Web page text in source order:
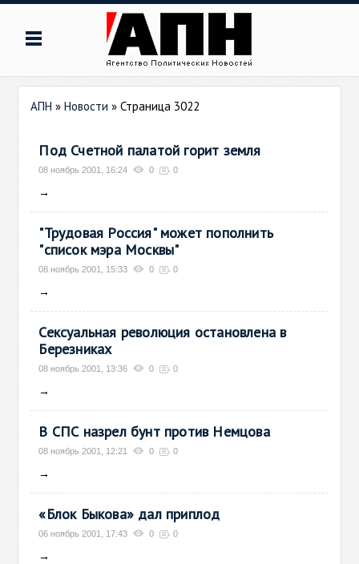
АПН »Новости » Страница 3022
Под Счетной палатой горит земля
08 ноябрь 2001, 16:24 0 0
→
"Трудовая Россия" может пополнить
"список мэра Москвы"
08 ноябрь 2001, 15:33 0 0
→
Сексуальная революция остановлена в
Березниках
08 ноябрь 2001, 13:36 0 0
→
В СПС назрел бунт против Немцова
08 ноябрь 2001, 12:21 0 0
→
«Блок Быкова» дал приплод
06 ноябрь 2001, 17:43 0 0
→